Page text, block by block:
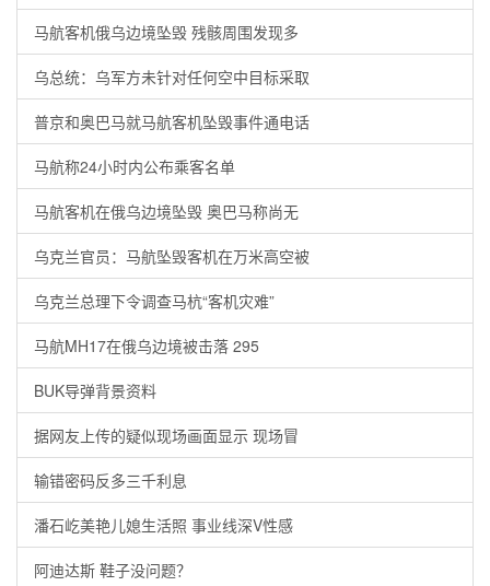
马航客机俄乌边境坠毁 残骸周围发现多
乌总统：乌军方未针对任何空中目标采取
普京和奥巴马就马航客机坠毁事件通电话
马航称24小时内公布乘客名单
马航客机在俄乌边境坠毁 奥巴马称尚无
乌克兰官员：马航坠毁客机在万米高空被
乌克兰总理下令调查马杭“客机灾难”
马航MH17在俄乌边境被击落 295
BUK导弹背景资料
据网友上传的疑似现场画面显示 现场冒
输错密码反多三千利息
潘石屹美艳儿媳生活照 事业线深V性感
阿迪达斯 鞋子没问题？